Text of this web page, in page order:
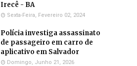
Irecê - BA
Sexta-Feira, Fevereiro 02, 2024
Polícia investiga assassinato
de passageiro em carro de
aplicativo em Salvador
Domingo, Junho 21, 2026